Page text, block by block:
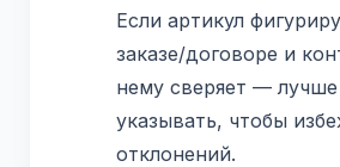
Если артикул
заказе/договоре и
нему сверяет — лучше
указывать, чтобы
отклонений.